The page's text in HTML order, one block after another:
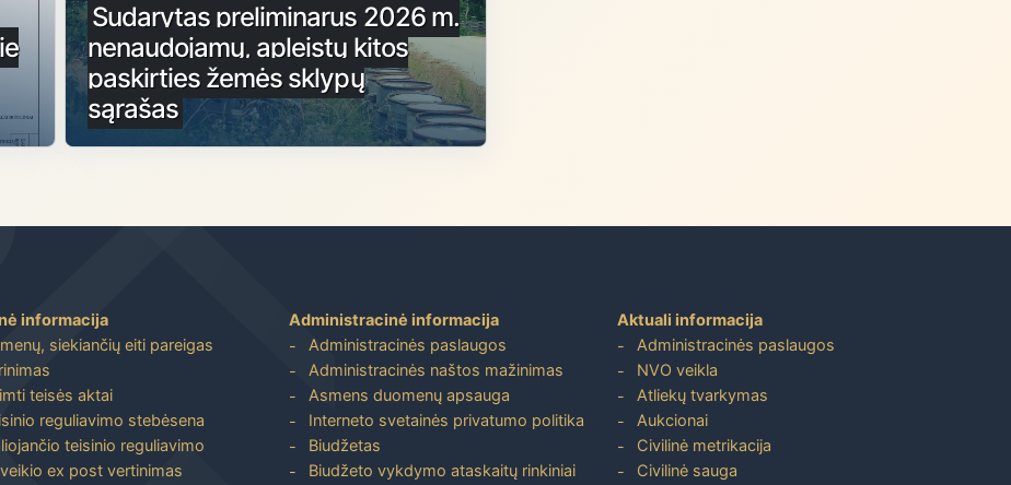
Sudarytas preliminarus 2026 m.
nenaudojamų, apleistų kitos
paskirties žemės sklypų
sąrašas
informacija
siekiančių eiti pareigas
teisės aktai
reguliavimo stebėsena
teisinio reguliavimo
ex post vertinimas
Administracinė informacija
Administracinės paslaugos
Administracinės naštos mažinimas
Asmens duomenų apsauga
Interneto svetainės privatumo politika
Biudžetas
Biudžeto vykdymo ataskaitų rinkiniai
Aktuali informacija
Administracinės paslaugos
NVO veikla
Atliekų tvarkymas
Aukcionai
Civilinė metrikacija
Civilinė sauga